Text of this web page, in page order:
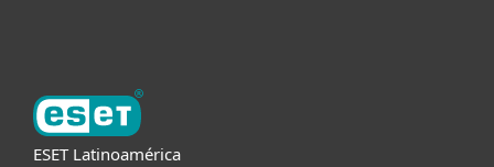
ESET Latinoamérica